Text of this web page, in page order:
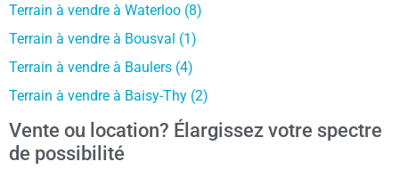
Terrain à vendre à Waterloo (8)
Terrain à vendre à Bousval (1)
Terrain à vendre à Baulers (4)
Terrain à vendre à Baisy-Thy (2)
Vente ou location? Élargissez votre spectre
de possibilité